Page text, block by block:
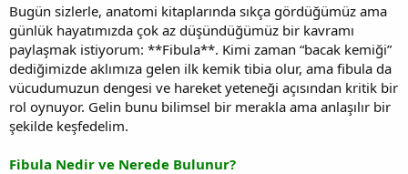
n
h
i
Bugün sizlerle, anatomi kitaplarında sıkça gördüğümüz ama
günlük hayatımızda çok az düşündüğümüz bir kavramı
paylaşmak istiyorum: **Fibula**. Kimi zaman “bacak kemiği”
dediğimizde aklımıza gelen ilk kemik tibia olur, ama fibula da
vücudumuzun dengesi ve hareket yeteneği açısından kritik bir
rol oynuyor. Gelin bunu bilimsel bir merakla ama anlaşılır bir
şekilde keşfedelim.
Fibula Nedir ve Nerede Bulunur?